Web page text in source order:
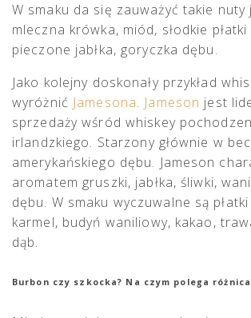
W smaku da się zauważyć takie nuty
mleczna krówka, miód, słodkie
pieczone jabłka, goryczka dębu.
Jako kolejny doskonały przykład
wyróżnić Jamesona. Jameson jest
sprzedaży wśród whiskey
irlandzkiego. Starzony głównie w
amerykańskiego dębu. Jameson
aromatem gruszki, jabłka, śliwki,
dębu. W smaku wyczuwalne są
karmel, budyń waniliowy, kakao,
dąb.
Burbon czy szkocka? Na czym polega